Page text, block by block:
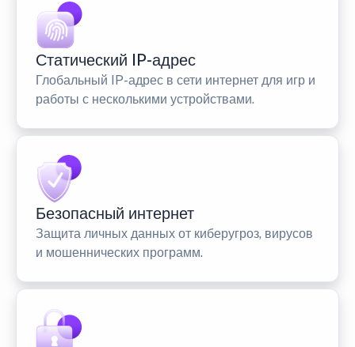
Статический IP-адрес
Глобальный IP-адрес в сети интернет для игр и
работы с несколькими устройствами.
Безопасный интернет
Защита личных данных от киберугроз, вирусов
и мошеннических программ.